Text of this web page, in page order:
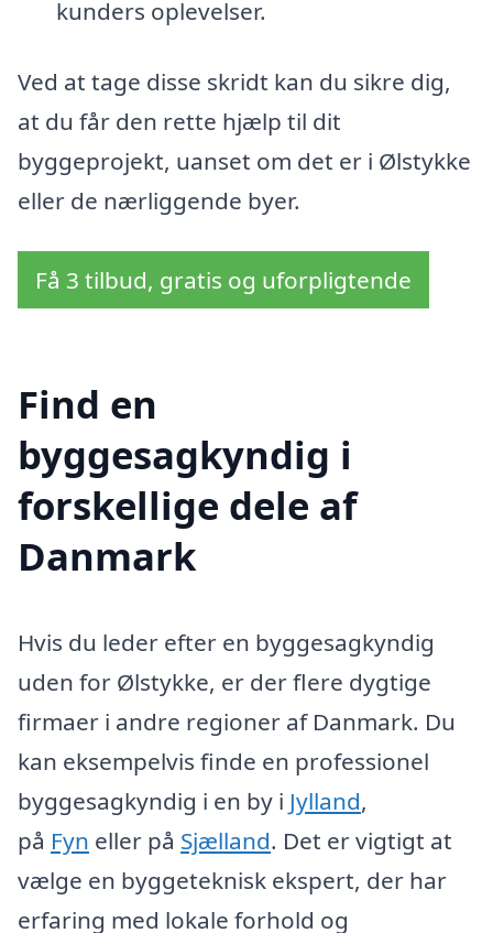
kunders oplevelser.
Ved at tage disse skridt kan du sikre dig,
at du får den rette hjælp til dit
byggeprojekt, uanset om det er i Ølstykke
eller de nærliggende byer.
Få 3 tilbud, gratis og uforpligtende
Find en
byggesagkyndig i
forskellige dele af
Danmark
Hvis du leder efter en byggesagkyndig
uden for Ølstykke, er der flere dygtige
firmaer i andre regioner af Danmark. Du
kan eksempelvis finde en professionel
byggesagkyndig i en by i Jylland,
på Fyn eller på Sjælland. Det er vigtigt at
vælge en byggeteknisk ekspert, der har
erfaring med lokale forhold og